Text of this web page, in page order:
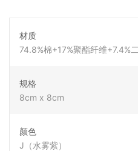
材质
74.8%棉+17%聚酯纤维+7.4%
规格
8cm x 8cm
颜色
J（水雾紫）